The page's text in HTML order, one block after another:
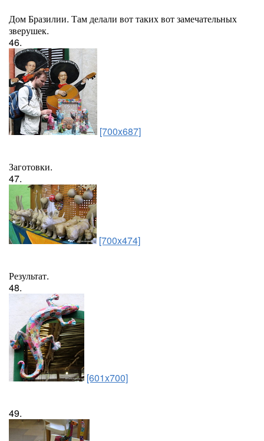
Дом Бразилии. Там делали вот таких вот замечательных
зверушек.
46.
[700x687]
Заготовки.
47.
[700x474]
Результат.
48.
[601x700]
49.